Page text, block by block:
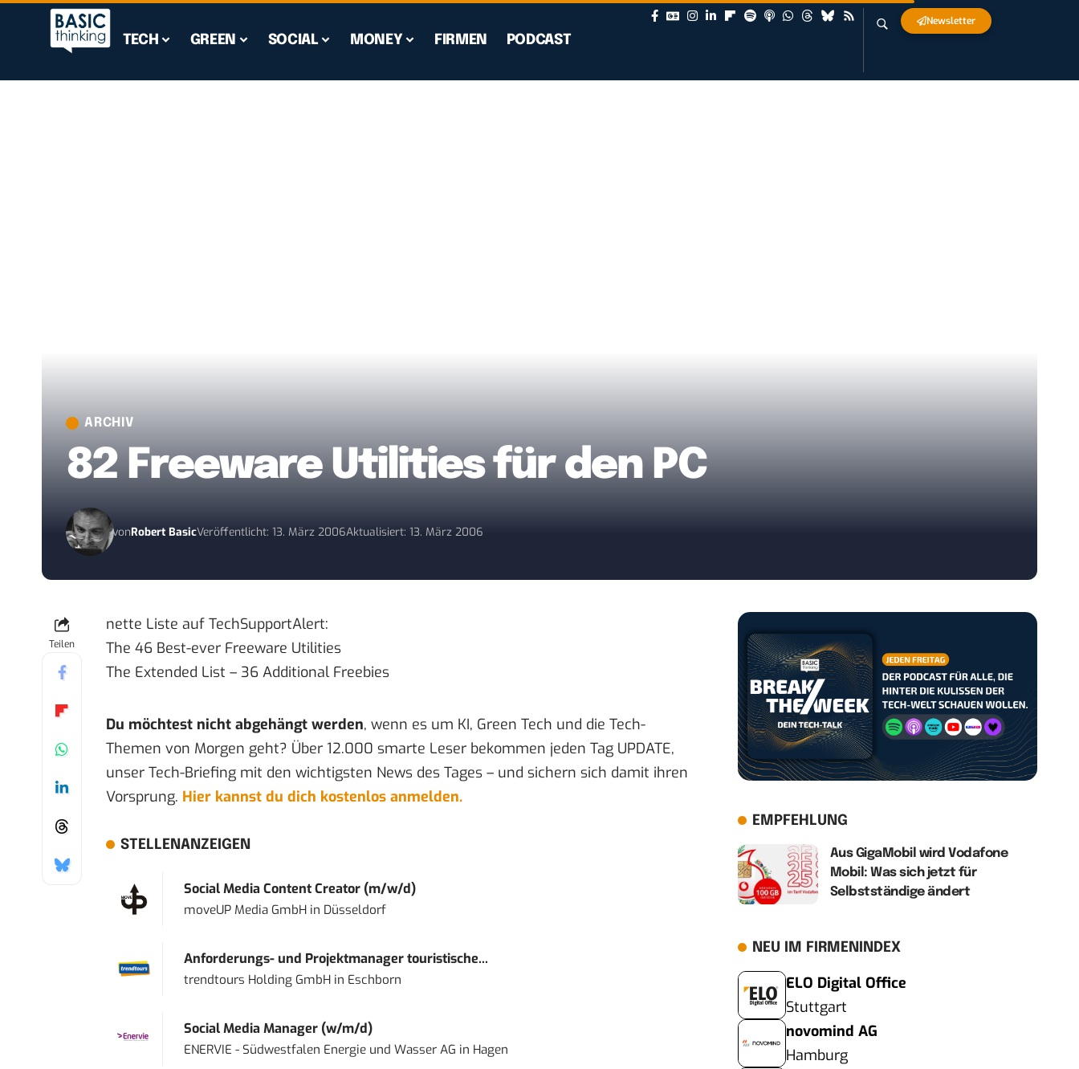
TECH GREEN SOCIAL MONEY FIRMEN PODCAST
Newsletter
ARCHIV
82 Freeware Utilities für den PC
vonRobert BasicVeröffentlicht: 13. März 2006Aktualisiert: 13. März 2006
Teilen
nette Liste auf TechSupportAlert:
The 46 Best-ever Freeware Utilities
The Extended List – 36 Additional Freebies
Du möchtest nicht abgehängt werden, wenn es um KI, Green Tech und die Tech-
Themen von Morgen geht? Über 12.000 smarte Leser bekommen jeden Tag UPDATE,
unser Tech-Briefing mit den wichtigsten News des Tages – und sichern sich damit ihren
Vorsprung. Hier kannst du dich kostenlos anmelden.
STELLENANZEIGEN
Social Media Content Creator (m/w/d)
moveUP Media GmbHin Düsseldorf
Anforderungs- und Projektmanager touristische...
trendtours Holding GmbHin Eschborn
Social Media Manager (w/m/d)
ENERVIE - Südwestfalen Energie und Wasser AG in Hagen
EMPFEHLUNG
Aus GigaMobil wird Vodafone
Mobil: Was sich jetzt für
Selbstständige ändert
NEU IM FIRMENINDEX
ELO Digital Office
Stuttgart
novomind AG
Hamburg